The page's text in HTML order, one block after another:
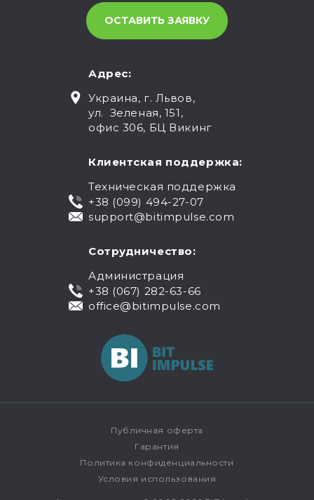
Адрес:
Украина, г. Львов,
ул. Зеленая, 151,
офис 306, БЦ Викинг
Клиентская поддержка:
Техническая поддержка
+38 (099) 494-27-07
support@bitimpulse.com
Сотрудничество:
Администрация
+38 (067) 282-63-66
office@bitimpulse.com
Публичная оферта
Гарантия
Политика конфиденциальности
Условия использования